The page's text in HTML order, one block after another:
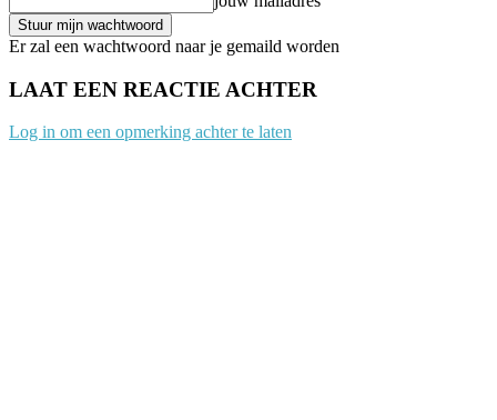
Er zal een wachtwoord naar je gemaild worden
LAAT EEN REACTIE ACHTER
Log in om een opmerking achter te laten